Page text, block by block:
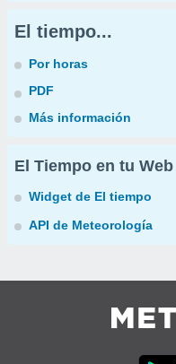
El tiempo...
Por horas
PDF
Más información
El Tiempo en tu Web
Widget de El tiempo
API de Meteorología